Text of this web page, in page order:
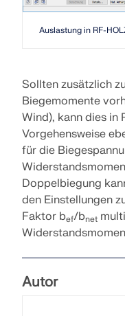
Auslastung in RF-
Sollten zusätzlich
Biegemomente
Wind), kann dies in
Vorgehensweise
für die
Doppelbiegung
den Einstellungen
Faktor bef/bnet
Autor